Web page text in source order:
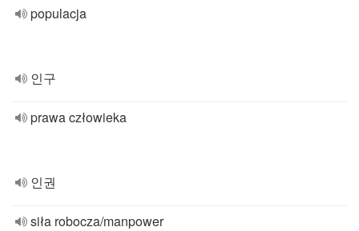
populacja
인구
prawa człowieka
인권
siła robocza/manpower